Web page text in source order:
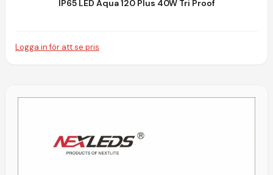
IP65 LED Aqua 120 Plus 40W Tri Proof
Logga in för att se pris